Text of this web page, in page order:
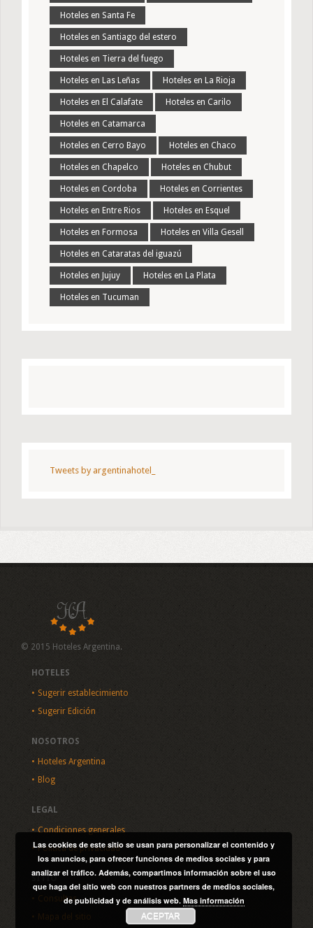
Hoteles en Santa Fe
Hoteles en Santiago del estero
Hoteles en Tierra del fuego
Hoteles en Las Leñas Hoteles en La Rioja
Hoteles en El Calafate Hoteles en Carilo
Hoteles en Catamarca
Hoteles en Cerro Bayo Hoteles en Chaco
Hoteles en Chapelco Hoteles en Chubut
Hoteles en Cordoba Hoteles en Corrientes
Hoteles en Entre Rios Hoteles en Esquel
Hoteles en Formosa Hoteles en Villa Gesell
Hoteles en Cataratas del iguazú
Hoteles en Jujuy Hoteles en La Plata
Hoteles en Tucuman
Tweets by argentinahotel_
© 2015 Hoteles Argentina.
HOTELES
Sugerir establecimiento
Sugerir Edición
NOSOTROS
Hoteles Argentina
Blog
LEGAL
Condiciones generales
Política de privacidad
SITIO
Consultas
Mapa del sitio
Las cookies de este sitio se usan para personalizar el contenido y
los anuncios, para ofrecer funciones de medios sociales y para
analizar el tráfico. Además, compartimos información sobre el uso
que haga del sitio web con nuestros partners de medios sociales,
de publicidad y de análisis web. Mas información
ACEPTAR